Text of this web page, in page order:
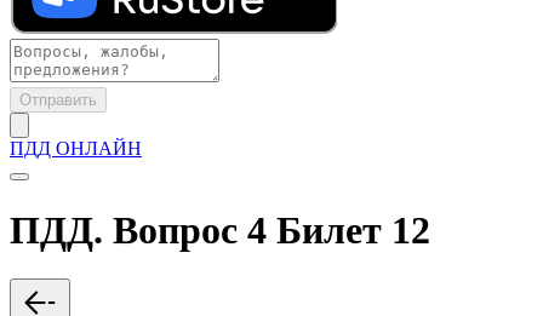
Отправить
ПДД ОНЛАЙН
ПДД. Вопрос 4 Билет 12